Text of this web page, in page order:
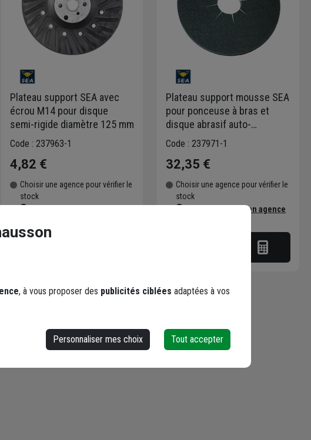
Plateau support SEA avec
écrou M14 pour disque
semi-rigide diamètre 125 mm
Code : 237963-1
4,82 €
Choisir une agence pour vérifier le
stock
Plateau support mousse SEA
pour ponceuse à bras et
disque abrasif auto-
agrippant - Ø 215 mm -
alésage 50 mm
Code : 237971-1
32,35 €
Choisir une agence pour vérifier le
stock
Trouver du stock en agence
, à vous proposer des publicités ciblées adaptées à vos
Personnaliser mes choix Tout accepter